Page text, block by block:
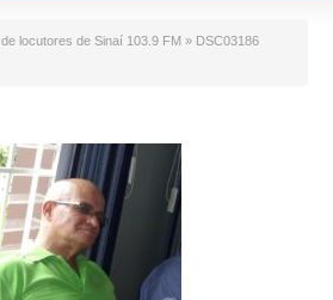
locutores de Sinaí 103.9 FM » DSC03186